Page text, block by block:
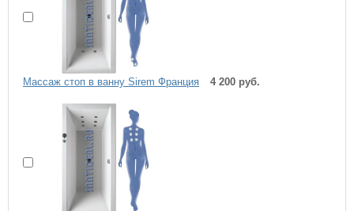
Массаж стоп в ванну Sirem Франция 4 200 руб.